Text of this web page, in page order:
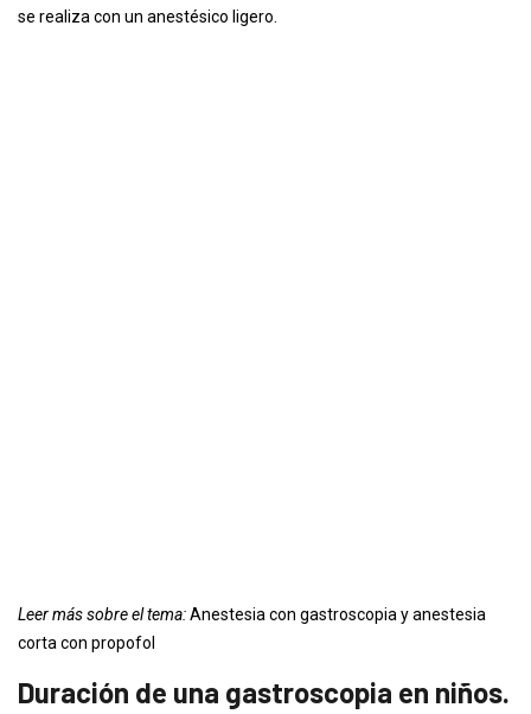
se realiza con un anestésico ligero.
Leer más sobre el tema:Anestesia con gastroscopia y anestesia
corta con propofol
Duración de una gastroscopia en niños.